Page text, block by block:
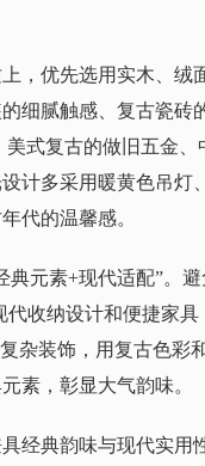
，优先选用实木、绒
细腻触感、复古瓷砖
式复古的做旧五金、
计多采用暖黄色吊灯
代的温馨感。
典元素+现代适配”。
收纳设计和便捷家
杂装饰，用复古色彩
素，彰显大气韵味。
经典韵味与现代实用